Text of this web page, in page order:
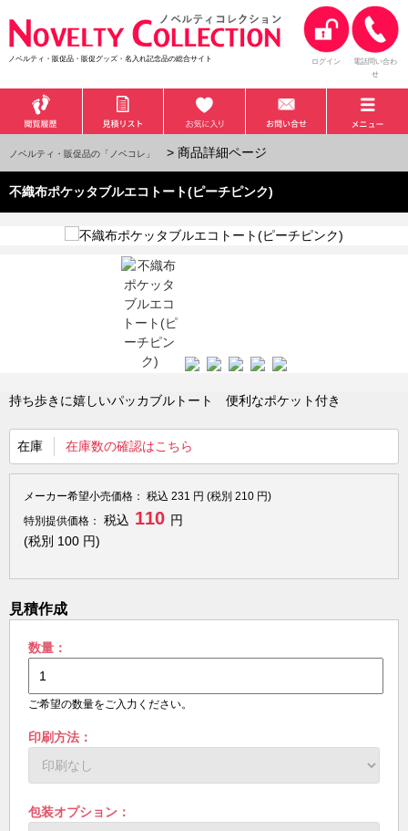
ノベルティ・販促品・販促グッズ・名入れ記念品の総合サイト ログイン
電話問い合わ
せ
ノベルティ・販促品の「ノベコレ」 > 商品詳細ページ
不織布ポケッタブルエコトート(ピーチピンク)
持ち歩きに嬉しいパッカブルトート 便利なポケット付き
在庫 在庫数の確認はこちら
メーカー希望小売価格： 税込 231 円 (税別 210 円)
特別提供価格：
税込 110 円
(税別 100 円)
見積作成
数量：
ご希望の数量をご入力ください。
印刷方法：
包装オプション：